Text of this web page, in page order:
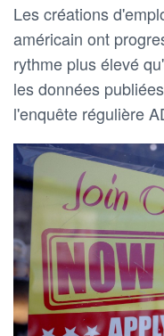
Les créations
américain ont
rythme plus élevé
les données
l'enquête régulière